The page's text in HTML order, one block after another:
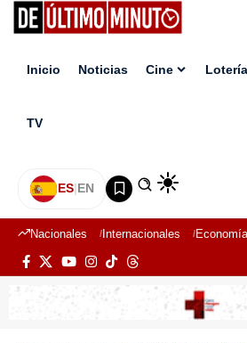
Inicio Noticias Cine
TV
ES|EN
Nacionales Internacionales Economía